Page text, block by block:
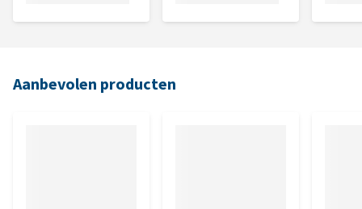
Aanbevolen producten